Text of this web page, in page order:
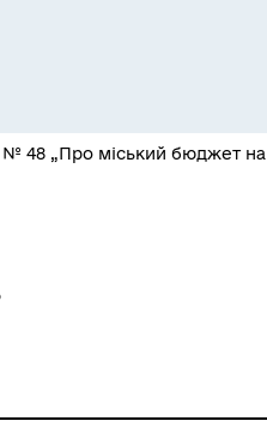
№ 48 „Про міський бюджет на